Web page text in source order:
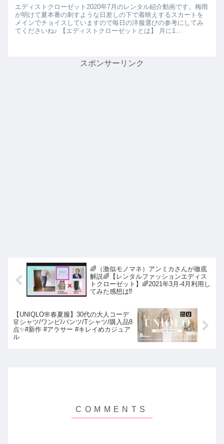
エディストクローゼット2020年7月のレンタル紹介動画です。梅雨
が明けて夏本番の刺すような日差しの下で着映えするスカートを
メインでチョイスしていますので毎日の洋服選びの参考にしてみ
てくださいね♪ 【エディストクローゼットとは】 月に1...
スポンサーリンク
🌈（激似モノマネ）アンミカさんが徹底
解説🌈【レンタルファッションエディス
トクローゼット】🌈2021年3月-4月利用し
てみた感想は⁉️
【UNIQLO🌸春夏服】30代の大人コーデ
👗シャツ/ワンピ/パンツ/Tシャツ/購入品8
点✨#新作 #アラサー #キレイめカジュア
ル